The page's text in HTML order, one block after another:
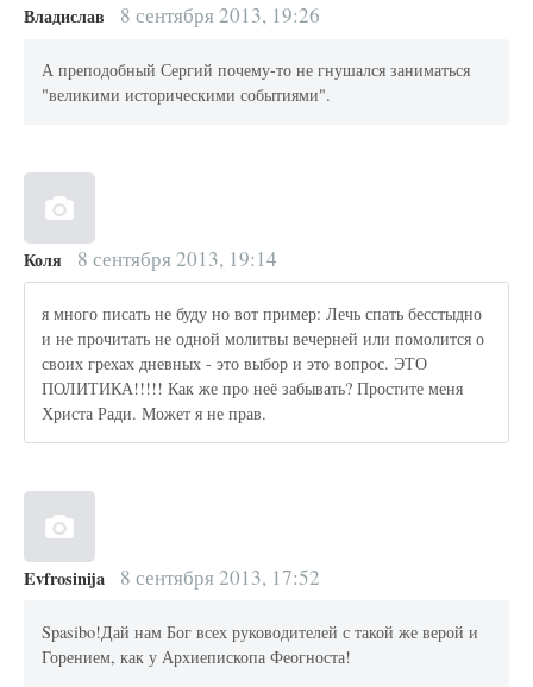
Владислав 8 сентября 2013, 19:26
А преподобный Сергий почему-то не гнушался заниматься
"великими историческими событиями".
Коля 8 сентября 2013, 19:14
я много писать не буду но вот пример: Лечь спать бесстыдно
и не прочитать не одной молитвы вечерней или помолится о
своих грехах дневных - это выбор и это вопрос. ЭТО
ПОЛИТИКА!!!!! Как же про неё забывать? Простите меня
Христа Ради. Может я не прав.
Evfrosinija 8 сентября 2013, 17:52
Spasibo!Дай нам Бог всех руководителей с такой же верой и
Горением, как у Архиепископа Феогноста!